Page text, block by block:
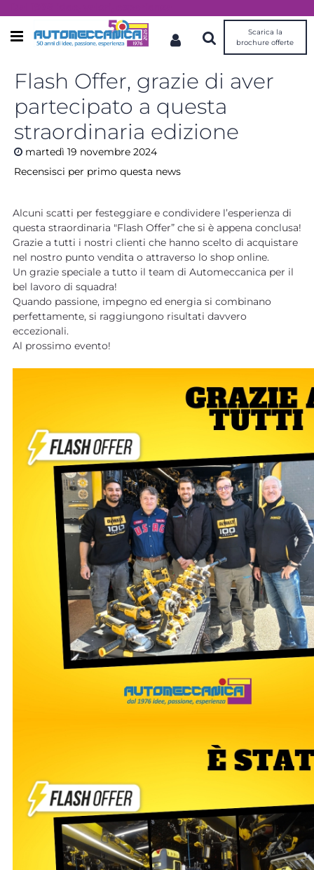
Open menu
Scarica la
brochure offerte
Flash Offer, grazie di aver
partecipato a questa
straordinaria edizione
martedì 19 novembre 2024
Recensisci per primo questa news
Alcuni scatti per festeggiare e condividere l’esperienza di
questa straordinaria "Flash Offer” che si è appena conclusa!
Grazie a tutti i nostri clienti che hanno scelto di acquistare
nel nostro punto vendita o attraverso lo shop online.
Un grazie speciale a tutto il team di Automeccanica per il
bel lavoro di squadra!
Quando passione, impegno ed energia si combinano
perfettamente, si raggiungono risultati davvero
eccezionali.
Al prossimo evento!